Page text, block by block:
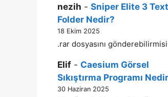
nezih - Sniper Elite 3 Text
Folder Nedir?
18 Ekim 2025
.rar dosyasını
Elif - Caesium Görsel
Sıkıştırma Programı
30 Haziran 2025